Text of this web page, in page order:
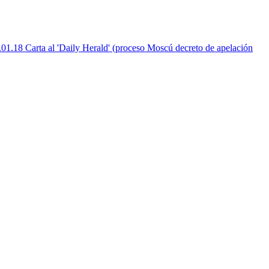
Carta al 'Daily Herald' (proceso Moscú decreto de apelación